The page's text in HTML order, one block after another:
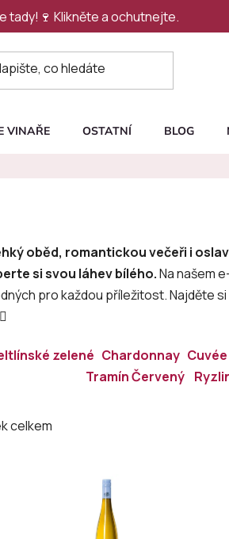
tady!🍷 Klikněte a ochutnejte.
VINAŘE OSTATNÍ BLOG
oběd, romantickou večeři i
si svou láhev bílého.Na našem
pro každou příležitost. Najděte
zelené Chardonnay Cuvée
Tramín Červený
celkem